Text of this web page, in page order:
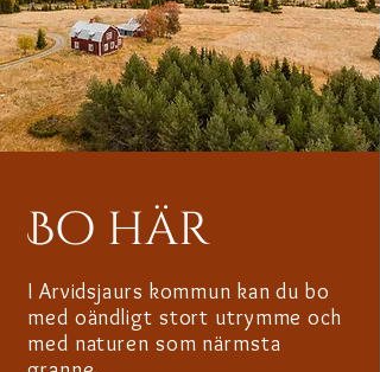
Bo här
I Arvidsjaurs kommun kan du bo
med oändligt stort utrymme och
med naturen som närmsta